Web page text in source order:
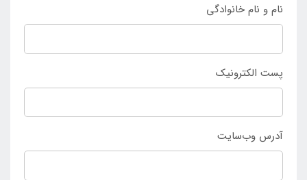
نام و نام خانوادگی
پست الکترونیک
آدرس وب‌سایت